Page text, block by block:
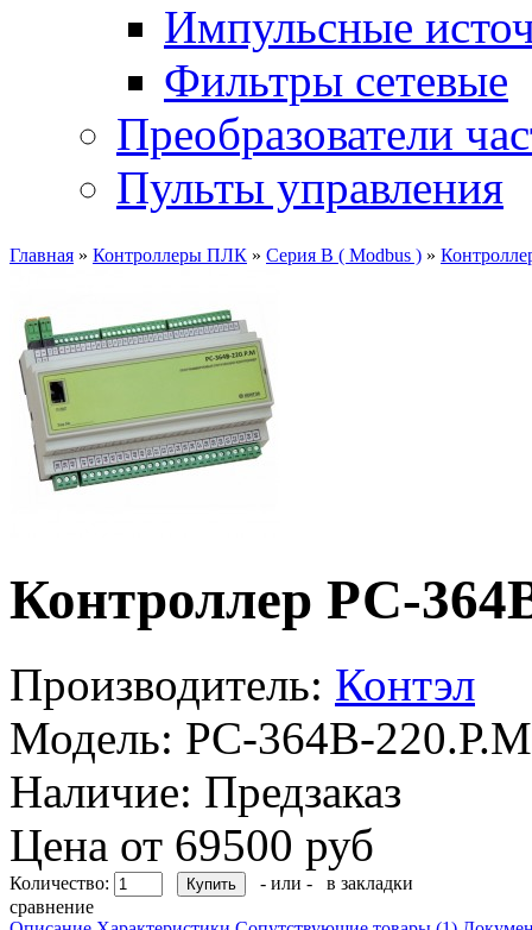
Импульсные
Фильтры сетевые
Преобразователи
Пульты управления
Главная » Контроллеры ПЛК » Серия В ( Modbus ) »
Контроллер РС-
Производитель: Контэл
Модель: РС-364B-220.Р.М
Наличие: Предзаказ
Цена от 69500 руб
Количество: - или -
в закладки
сравнение